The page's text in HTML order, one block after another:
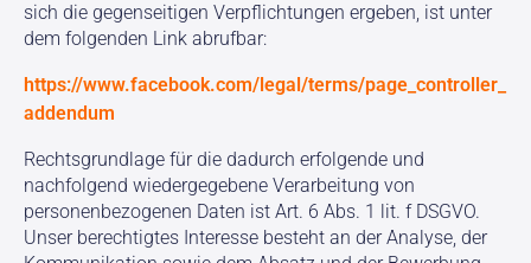
sich die gegenseitigen Verpflichtungen ergeben, ist unter
dem folgenden Link abrufbar:
https://www.facebook.com/legal/terms/page_controller_
addendum
Rechtsgrundlage für die dadurch erfolgende und
nachfolgend wiedergegebene Verarbeitung von
personenbezogenen Daten ist Art. 6 Abs. 1 lit. f DSGVO.
Unser berechtigtes Interesse besteht an der Analyse, der